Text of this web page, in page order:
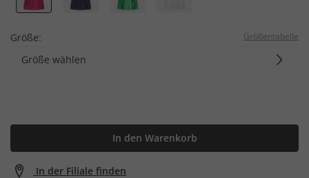
Größe: Größentabelle
Größe wählen
In den Warenkorb
In der Filiale finden